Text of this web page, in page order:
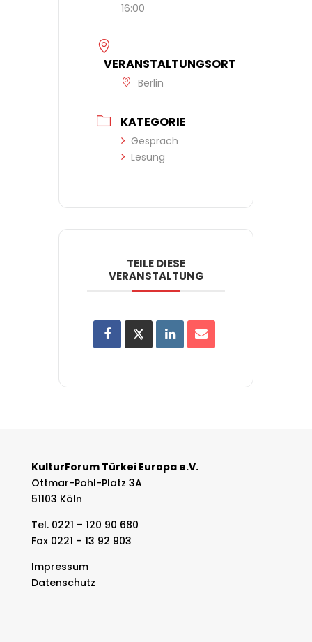
16:00
VERANSTALTUNGSORT
Berlin
KATEGORIE
Gespräch
Lesung
TEILE DIESE
VERANSTALTUNG
KulturForum Türkei Europa e.V.
Ottmar-Pohl-Platz 3A
51103 Köln
Tel. 0221 – 120 90 680
Fax 0221 – 13 92 903
Impressum
Datenschutz